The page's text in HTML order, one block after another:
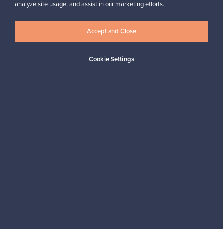
Haluatko inspiroitua designista?
analyze site usage, and assist in our marketing efforts.
Cookie Settings
Accept and Close